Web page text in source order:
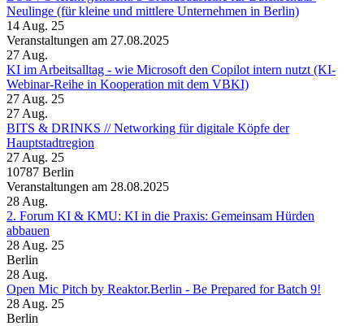
Neulinge (für kleine und mittlere Unternehmen in Berlin)
14 Aug. 25
Veranstaltungen am 27.08.2025
27 Aug.
KI im Arbeitsalltag - wie Microsoft den Copilot intern nutzt (KI-
Webinar-Reihe in Kooperation mit dem VBKI)
27 Aug. 25
27 Aug.
BITS & DRINKS // Networking für digitale Köpfe der
Hauptstadtregion
27 Aug. 25
10787 Berlin
Veranstaltungen am 28.08.2025
28 Aug.
2. Forum KI & KMU: KI in die Praxis: Gemeinsam Hürden
abbauen
28 Aug. 25
Berlin
28 Aug.
Open Mic Pitch by Reaktor.Berlin - Be Prepared for Batch 9!
28 Aug. 25
Berlin